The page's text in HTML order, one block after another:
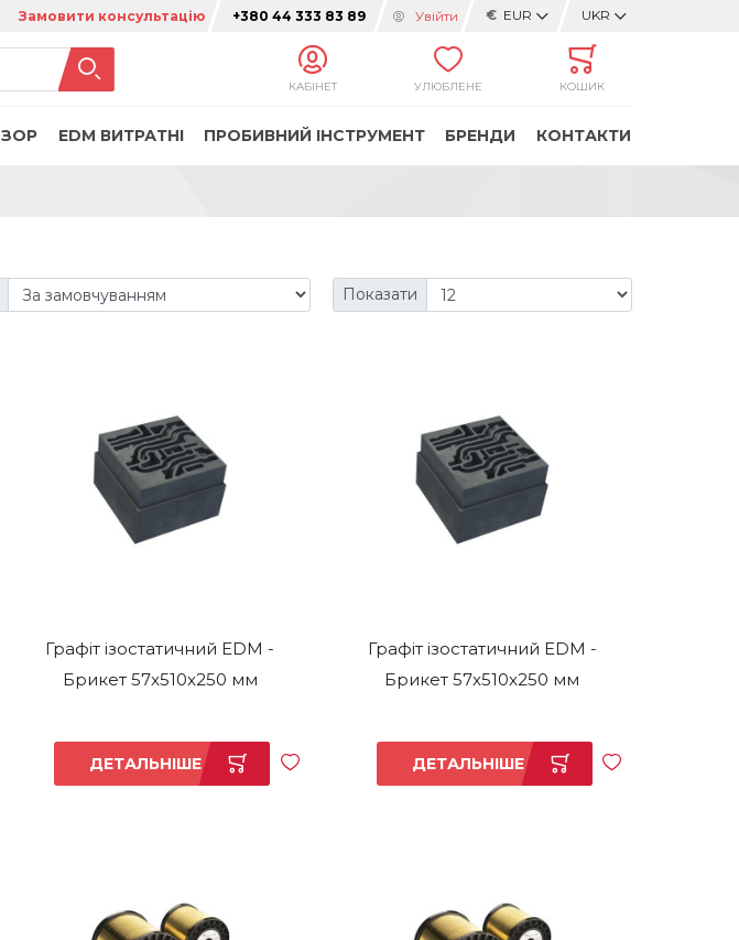
Замовити консультацію +380 44 333 83 89 Увійти € EUR UKR
КАБІНЕТ УЛЮБЛЕНЕ КОШИК
ЗОР ЕDM ВИТРАТНІ ПРОБИВНИЙ ІНСТРУМЕНТ БРЕНДИ КОНТАКТИ
Показати
Графіт ізостатичний EDM -
Брикет 57x510x250 мм
ДЕТАЛЬНІШЕ
Графіт ізостатичний EDM -
Брикет 57x510x250 мм
ДЕТАЛЬНІШЕ